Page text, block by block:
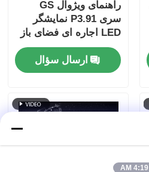
راهنمای ویژوال GS
سری P3.91 نمایشگر
LED اجاره ای فضای باز
5000nit IP65 برای
جشنواره موسیقی،
پشتیبان گیری دوگانه
ارسال سؤال
4:19 AM